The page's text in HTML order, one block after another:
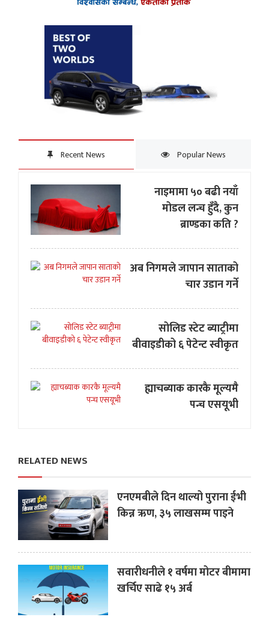
Recent News Popular News
नाइमामा ५० बढी नयाँ
मोडल लन्च हुँदै, कुन
ब्राण्डका कति ?
अब निगमले जापान साताको
चार उडान गर्ने
सोलिड स्टेट ब्याट्रीमा
बीवाइडीको ६ पेटेन्ट स्वीकृत
ह्याचब्याक कारकै मूल्यमै
पन्च एसयूभी
RELATED NEWS
एनएमबीले दिन थाल्यो पुराना ईभी
किन्न ऋण, ३५ लाखसम्म पाइने
सवारीधनीले १ वर्षमा मोटर बीमामा
खर्चिए साढे १५ अर्ब